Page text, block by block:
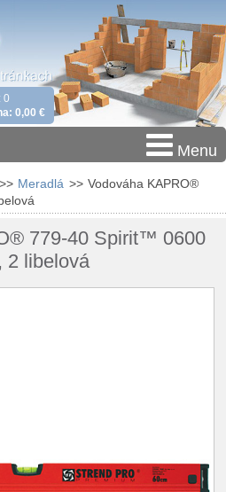
0
0,00 €
Menu
>> Meradlá >> Vodováha KAPRO®
779-40 Spirit™ 0600
2 libelová